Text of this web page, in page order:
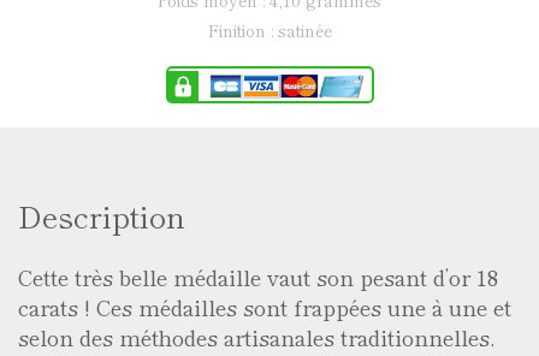
finition : satinée
Description
Cette très belle médaille vaut son pesant d’or 18
carats ! Ces médailles sont frappées une à une et
selon des méthodes artisanales traditionnelles.